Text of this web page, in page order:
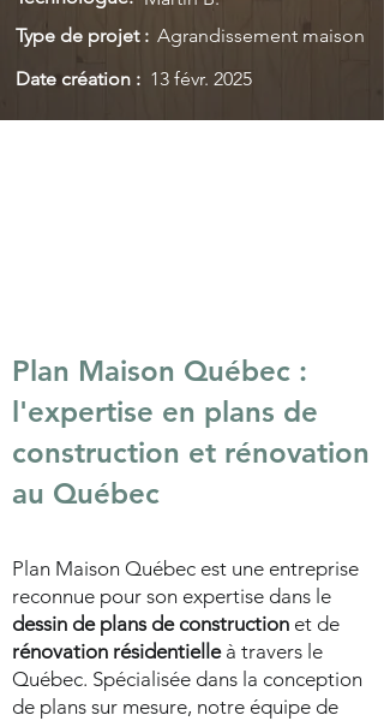
Type de projet : Agrandissement maison
Date création : 13 févr. 2025
Plan Maison Québec :
l'expertise en plans de
construction et rénovation
au Québec
Plan Maison Québec est une entreprise
reconnue pour son expertise dans le
dessin de plans de construction et de
rénovation résidentielleà travers le
Québec. Spécialisée dans la conception
de plans sur mesure, notre équipe de